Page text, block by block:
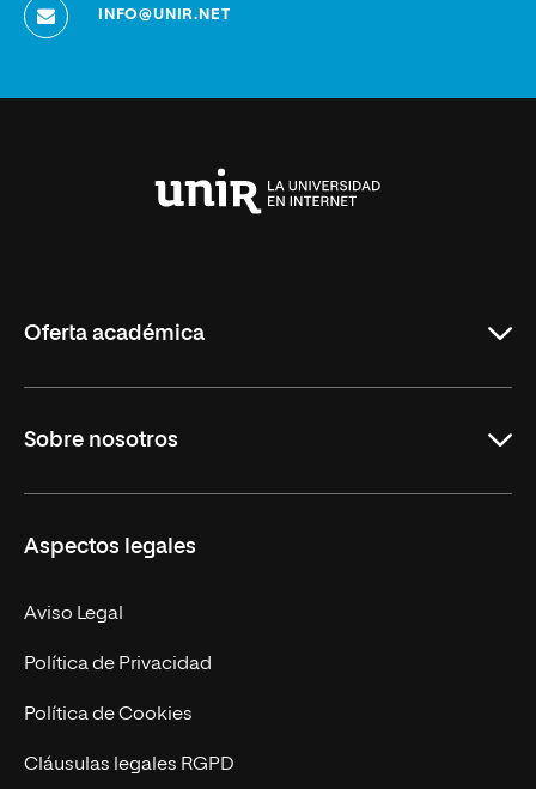
INFO@UNIR.NET
Oferta académica
Másteres Oficiales
Doctorados
Experto Universitario
Postgrados
Cursos Universitarios
Sobre nosotros
Facultades
Nuestro Equipo
Trabaja en UNIR
Actualidad
UNIR Revista
Aspectos legales
Aviso Legal
Política de Privacidad
Política de Cookies
Cláusulas legales RGPD